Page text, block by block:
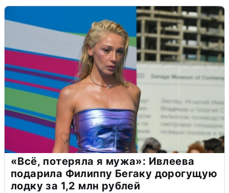
«Всё, потеряла я мужа»: Ивлеева
подарила Филиппу Бегаку дорогущую
лодку за 1,2 млн рублей